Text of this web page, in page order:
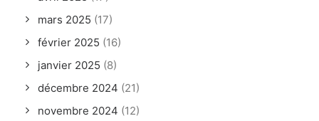
mars 2025 (17)
février 2025 (16)
janvier 2025 (8)
décembre 2024 (21)
novembre 2024 (12)